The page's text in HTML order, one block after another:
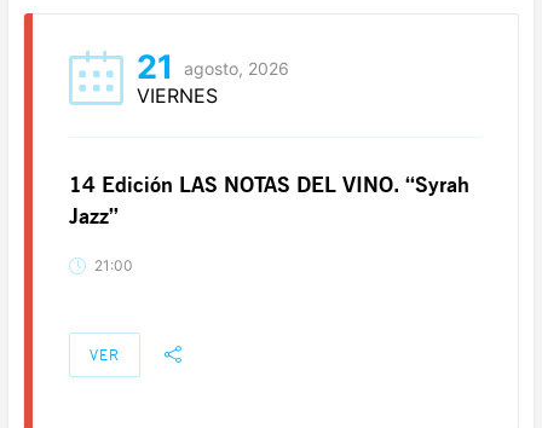
21 agosto, 2026
VIERNES
14 Edición LAS NOTAS DEL VINO. “Syrah
Jazz”
21:00
VER